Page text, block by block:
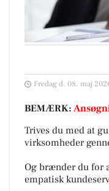
Fredag d. 08. maj
BEMÆRK:
Trives du med at
virksomheder
Og brænder du for
empatisk